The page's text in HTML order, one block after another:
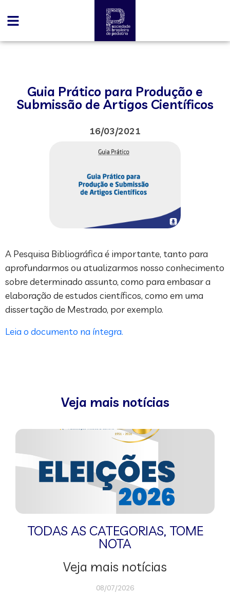
Guia Prático para Produção e
Submissão de Artigos Científicos
16/03/2021
A Pesquisa Bibliográfica é importante, tanto para
aprofundarmos ou atualizarmos nosso conhecimento
sobre determinado assunto, como para embasar a
elaboração de estudos científicos, como em uma
dissertação de Mestrado, por exemplo.
Leia o documento na íntegra.
Veja mais notícias
TODAS AS CATEGORIAS, TOME
NOTA
Veja mais notícias
08/07/2026